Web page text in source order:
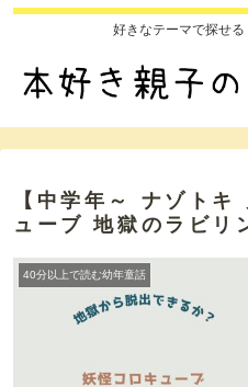
好きなテーマで探せ
【中学年～ ナゾトキ
ューブ 地獄のラビリ
40分以上で読む幼年童話